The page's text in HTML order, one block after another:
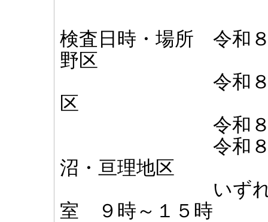
検査日時・場所 令和
野区
令和８年４月
区
令和８年４
令和８年４月
沼・亘理地区
いずれも仙台
室 ９時～１５時